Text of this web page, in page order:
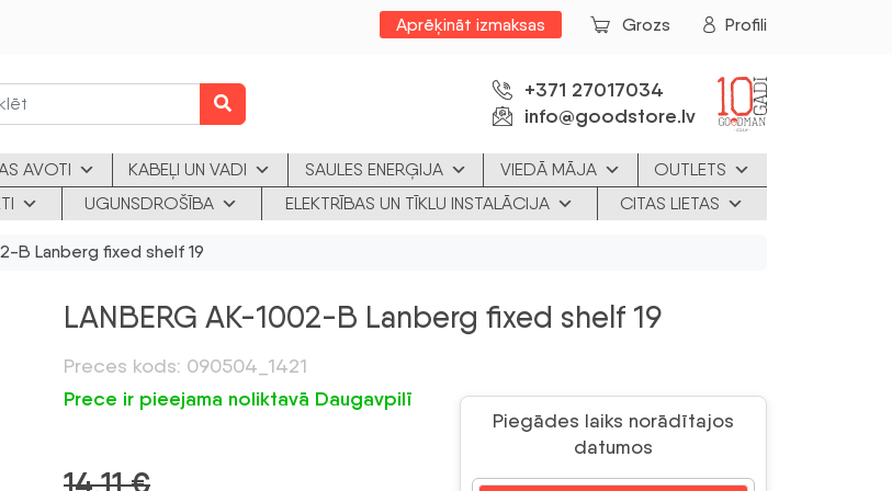
Aprēķināt izmaksas Grozs Profili
+371 27017034
info@goodstore.lv
AVOTI KABEĻI UN VADI SAULES ENERĢIJA VIEDĀ MĀJA
OUTLETS
UGUNSDROŠĪBA ELEKTRĪBAS UN TĪKLU INSTALĀCIJA CITAS LIETAS
B Lanberg fixed shelf 19
LANBERG AK-1002-B Lanberg fixed shelf 19
Preces kods: 090504_1421
Prece ir pieejama noliktavā Daugavpilī
Piegādes laiks norādītajos
datumos
14,11€